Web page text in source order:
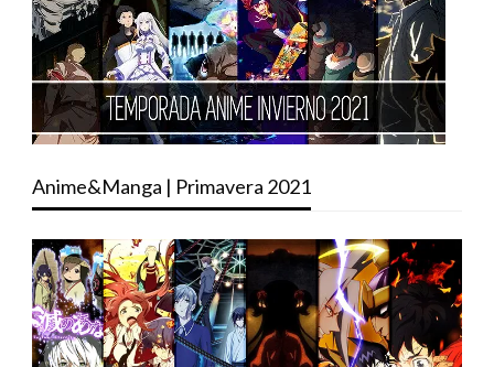
Anime&Manga | Primavera 2021